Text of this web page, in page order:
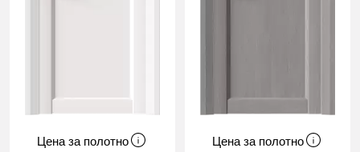
Цена за полотно Цена за полотно